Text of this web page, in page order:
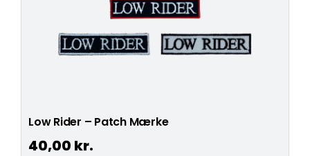
Low Rider – Patch Mærke
40,00 kr.